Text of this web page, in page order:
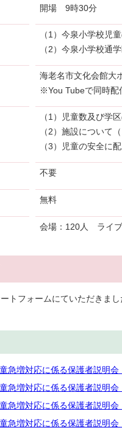
開場 9時30分
（1）今泉小学校児
（2）今泉小学校通
海老名市文化会館大
※You Tubeで同時配
（1）児童数及び学
（2）施設について
（3）児童の安全に
不要
無料
会場：120人 ライ
トフォームにていただきま
急増対応に係る保護者説明
急増対応に係る保護者説明
急増対応に係る保護者説明
急増対応に係る保護者説明